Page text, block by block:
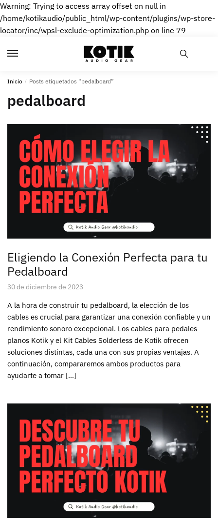
Warning: Trying to access array offset on null in
/home/kotikaudio/public_html/wp-content/plugins/wp-store-
locator/inc/wpsl-exclude-optimization.php on line 79
Inicio / Posts etiquetados “pedalboard”
pedalboard
Eligiendo la Conexión Perfecta para tu
Pedalboard
30 de diciembre de 2023
A la hora de construir tu pedalboard, la elección de los
cables es crucial para garantizar una conexión confiable y un
rendimiento sonoro excepcional. Los cables para pedales
planos Kotik y el Kit Cables Solderless de Kotik ofrecen
soluciones distintas, cada una con sus propias ventajas. A
continuación, compararemos ambos productos para
ayudarte a tomar […]